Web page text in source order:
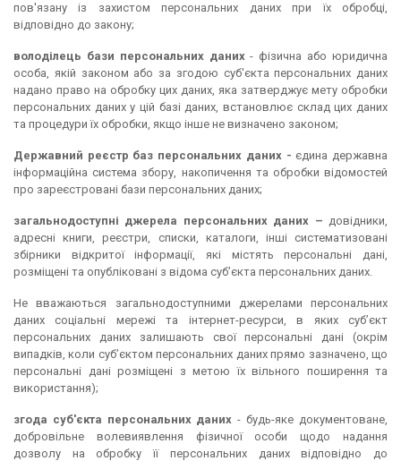
пов'язану із захистом персональних даних при їх обробці,
відповідно до закону;
володілець бази персональних даних- фізична або юридична
особа, якій законом або за згодою суб'єкта персональних даних
надано право на обробку цих даних, яка затверджує мету обробки
персональних даних у цій базі даних, встановлює склад цих даних
та процедури їх обробки, якщо інше не визначено законом;
Державний реєстр баз персональних даних - єдина державна
інформаційна система збору, накопичення та обробки відомостей
про зареєстровані бази персональних даних;
загальнодоступні джерела персональних даних – довідники,
адресні книги, реєстри, списки, каталоги, інші систематизовані
збірники відкритої інформації, які містять персональні дані,
розміщені та опубліковані з відома суб’єкта персональних даних.
Не вважаються загальнодоступними джерелами персональних
даних соціальні мережі та інтернет-ресурси, в яких суб’єкт
персональних даних залишають свої персональні дані (окрім
випадків, коли суб’єктом персональних даних прямо зазначено, що
персональні дані розміщені з метою їх вільного поширення та
використання);
згода суб'єкта персональних даних - будь-яке документоване,
добровільне волевиявлення фізичної особи щодо надання
дозволу на обробку її персональних даних відповідно до